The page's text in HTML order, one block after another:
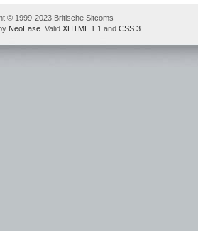
© 1999-2023 Britische Sitcoms
NeoEase . Valid XHTML 1.1 and CSS 3